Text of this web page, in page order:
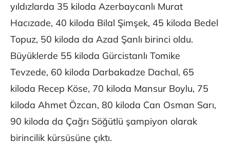
yıldızlarda 35 kiloda Azerbaycanlı Murat
Hacızade, 40 kiloda Bilal Şimşek, 45 kiloda Bedel
Topuz, 50 kiloda da Azad Şanlı birinci oldu.
Büyüklerde 55 kiloda Gürcistanlı Tomike
Tevzede, 60 kiloda Darbakadze Dachal, 65
kiloda Recep Köse, 70 kiloda Mansur Boylu, 75
kiloda Ahmet Özcan, 80 kiloda Can Osman Sarı,
90 kiloda da Çağrı Söğütlü şampiyon olarak
birincilik kürsüsüne çıktı.